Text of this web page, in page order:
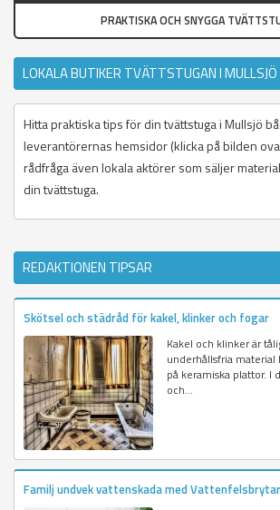
PRAKTISKA OCH SNYGGA
LOKALA BUTIKER TVÄTTSTUGAN I MULLSJÖ
Hitta praktiska tips för din tvättstuga i Mullsjö
leverantörernas hemsidor (klicka på bilden
rådfråga även lokala aktörer som säljer
din tvättstuga.
REDAKTIONEN TIPSAR
Skötsel och städråd för kakel, klinker och fogar
Kakel och klinker är
underhållsfria material
på keramiska plattor. I
och...
Familj undvek vattenskada med